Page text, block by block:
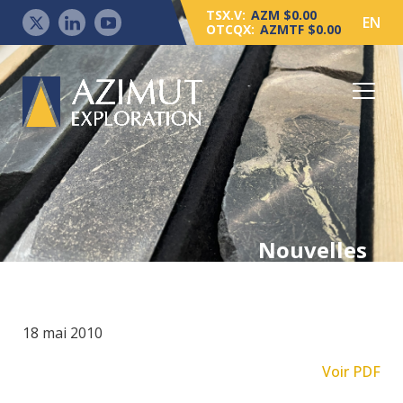
TSX.V: AZM $0.00
OTCQX: AZMTF $0.00 EN
Nouvelles
18 mai 2010
Voir PDF